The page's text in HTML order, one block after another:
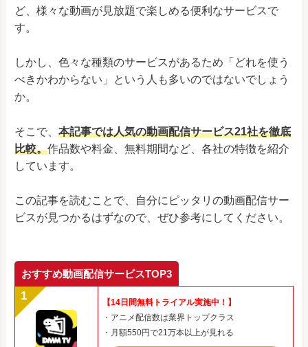
ど、様々な動画が見放題で楽しめる便利なサービスで
す。
しかし、色々な種類のサービスがあるため「どれを使う
べきかわからない」という人も多いのではないでしょう
か。
そこで、 本記事では人気の動画配信サービス21社を徹底
比較。作品数や料金、無料期間など、各社の特徴を紹介
しています。
この記事を読むことで、自分にピッタリの動画配信サー
ビスが見つかるはずなので、ぜひ参考にしてください。
おすすめ動画配信サービスTOP3
【14日間無料トライアル実施中！】
・アニメ配信数は業界トップクラス
・月額550円で21万本以上が見れる